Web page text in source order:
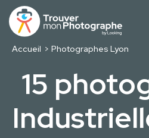
Accueil Photographes Lyon
15